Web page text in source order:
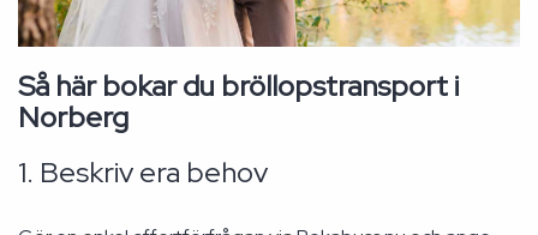
Så här bokar du bröllopstransport i
Norberg
1. Beskriv era behov